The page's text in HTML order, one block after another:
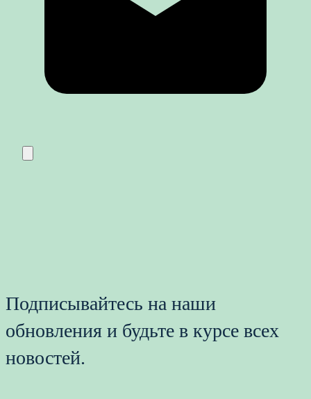
Подписывайтесь на наши
обновления и будьте в курсе всех
новостей.